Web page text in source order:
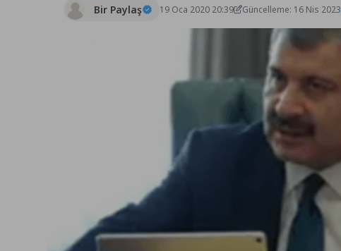
Bir Paylaş 19 Oca 2020 20:39 Güncelleme: 16 Nis 2023